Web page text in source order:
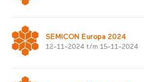
SEMICON Europa 2024
12-11-2024 t/m 15-11-2024